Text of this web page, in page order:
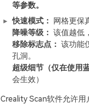
等参数。
快速模式： 网格更保
降噪等级： 该值越低
移除标志点： 该功能
孔洞。
超级细节（仅在使用
会生效）
Creality Scan软件允许